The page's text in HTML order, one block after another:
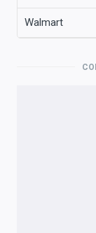
Walmart